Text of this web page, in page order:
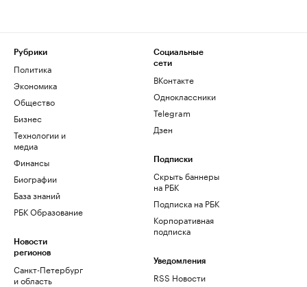
Рубрики
Политика
Экономика
Общество
Бизнес
Технологии и
медиа
Финансы
Биографии
База знаний
РБК Образование
Новости
регионов
Санкт-Петербург
и область
Социальные
сети
ВКонтакте
Одноклассники
Telegram
Дзен
Подписки
Скрыть баннеры
на РБК
Подписка на РБК
Корпоративная
подписка
Уведомления
RSS Новости